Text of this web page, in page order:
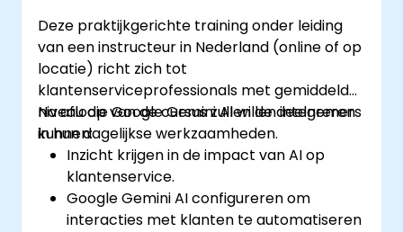
strategieën op basis van Gemini AI.
Deze praktijkgerichte training onder leiding
van een instructeur in Nederland (online of op
locatie) richt zich tot
klantenserviceprofessionals met gemiddeld
niveau die Google Gemini AI willen integreren
in hun dagelijkse werkzaamheden.
Na afloop van de cursus zullen de deelnemers
kunnen:
Inzicht krijgen in de impact van AI op
klantenservice.
Google Gemini AI configureren om
interacties met klanten te automatiseren